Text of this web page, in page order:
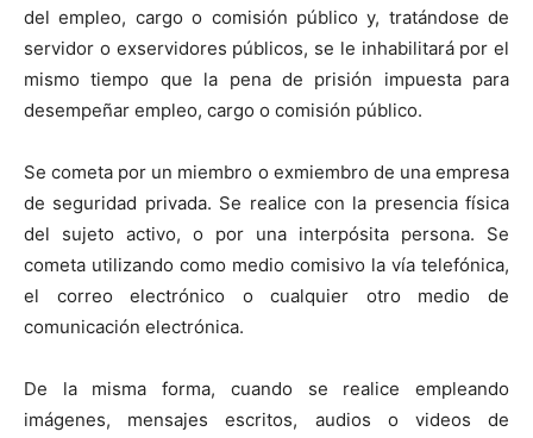
del empleo, cargo o comisión público y, tratándose de
servidor o exservidores públicos, se le inhabilitará por el
mismo tiempo que la pena de prisión impuesta para
desempeñar empleo, cargo o comisión público.
Se cometa por un miembro o exmiembro de una empresa
de seguridad privada. Se realice con la presencia física
del sujeto activo, o por una interpósita persona. Se
cometa utilizando como medio comisivo la vía telefónica,
el correo electrónico o cualquier otro medio de
comunicación electrónica.
De la misma forma, cuando se realice empleando
imágenes, mensajes escritos, audios o videos de